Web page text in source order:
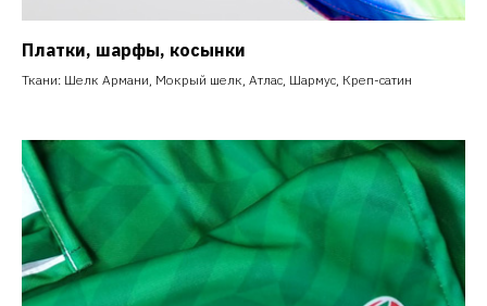
Платки, шарфы, косынки
Ткани: Шелк Армани, Мокрый шелк, Атлас, Шармус, Креп-сатин